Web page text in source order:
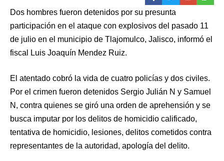
Dos hombres fueron detenidos por su presunta
participación en el ataque con explosivos del pasado 11
de julio en el municipio de Tlajomulco, Jalisco, informó el
fiscal Luis Joaquín Mendez Ruiz.
El atentado cobró la vida de cuatro policías y dos civiles.
Por el crimen fueron detenidos Sergio Julián N y Samuel
N, contra quienes se giró una orden de aprehensión y se
busca imputar por los delitos de homicidio calificado,
tentativa de homicidio, lesiones, delitos cometidos contra
representantes de la autoridad, apología del delito.